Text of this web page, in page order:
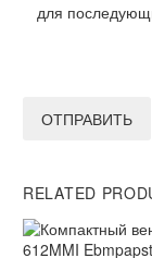
для
ОТПРАВИТЬ
RELATED